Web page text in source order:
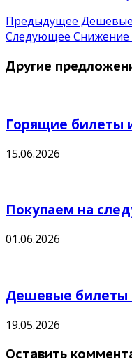
Предыдущее Дешевые
Следующее Снижение
Другие
Горящие билеты
15.06.2026
Покупаем на
01.06.2026
Дешевые билеты
19.05.2026
Оставить